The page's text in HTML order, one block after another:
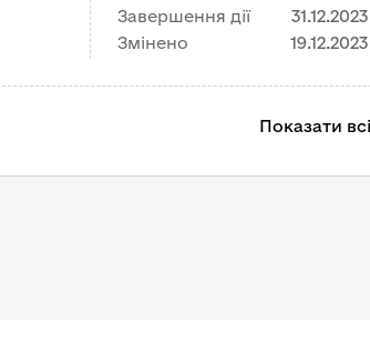
Завершення дії
31.12.2023
Змінено
19.12.2023
Показати